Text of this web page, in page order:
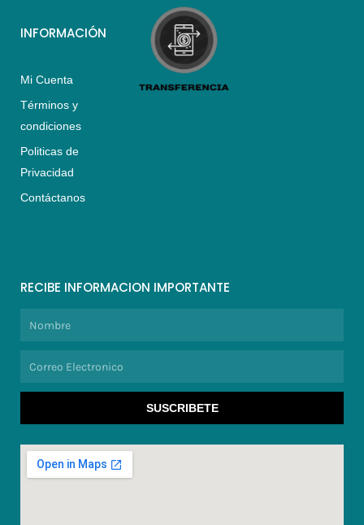
INFORMACIÓN
Mi Cuenta
Términos y
condiciones
Politicas de
Privacidad
Contáctanos
RECIBE INFORMACION IMPORTANTE
SUSCRIBETE